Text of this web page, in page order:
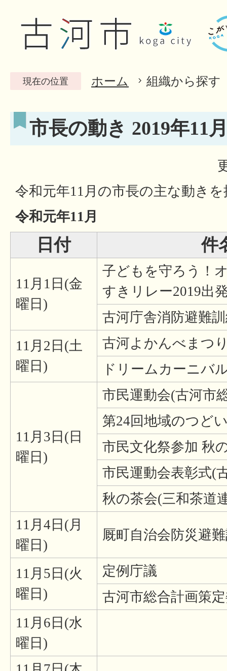
現在の位置 ホーム 組織から探す
市長の動き 2019年11
令和元年11月の市長の主な動き
令和元年11月
日付 件
11月1日(金
曜日)
子どもを守ろう！
すきリレー2019出
古河庁舎消防避難
11月2日(土
曜日)
古河よかんべまつ
ドリームカーニバ
11月3日(日
曜日)
市民運動会(古河市
第24回地域のつど
市民文化祭参加 秋
市民運動会表彰式(
秋の茶会(三和茶道
11月4日(月
曜日)
厩町自治会防災避
11月5日(火
曜日)
定例庁議
古河市総合計画策
11月6日(水
曜日)